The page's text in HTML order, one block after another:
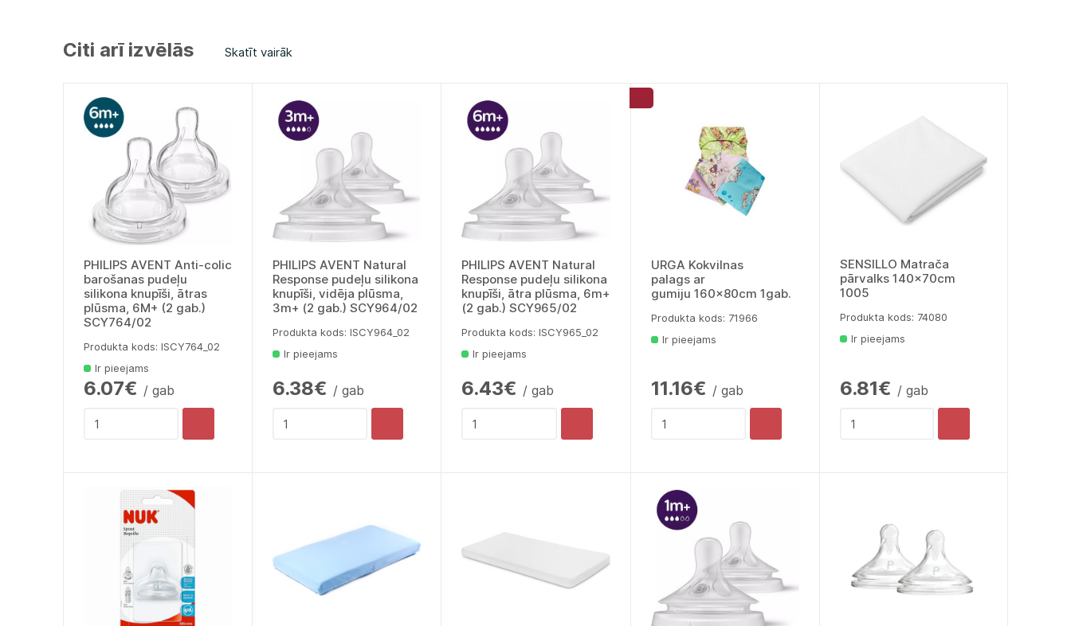
Citi arī izvēlās Skatīt vairāk
PHILIPS AVENT Anti-colic
barošanas pudeļu
silikona knupīši, ātras
plūsma, 6M+ (2 gab.)
SCY764/02
Produkta kods: lSCY764_02
Ir pieejams
6.07€ / gab
PHILIPS AVENT Natural
Response pudeļu silikona
knupīši, vidēja plūsma,
3m+ (2 gab.) SCY964/02
Produkta kods: lSCY964_02
Ir pieejams
6.38€ / gab
PHILIPS AVENT Natural
Response pudeļu silikona
knupīši, ātra plūsma, 6m+
(2 gab.) SCY965/02
Produkta kods: lSCY965_02
Ir pieejams
6.43€ / gab
URGA Kokvilnas
palags ar
gumiju 160x80cm 1gab.
Produkta kods: 71966
Ir pieejams
11.16€ / gab
SENSILLO Matrača
pārvalks 140x70cm
1005
Produkta kods: 74080
Ir pieejams
6.81€ / gab